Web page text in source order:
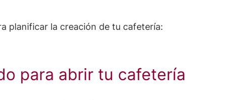
planificar la creación de tu cafetería:
para abrir tu cafetería